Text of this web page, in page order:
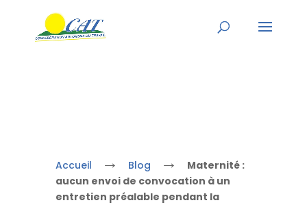
Accueil → Blog →
Maternité :
aucun envoi de convocation à un
entretien préalable pendant la